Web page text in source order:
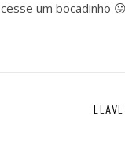
um bocadinho 😛